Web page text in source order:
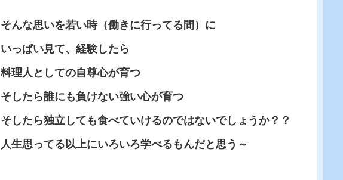
そんな思いを若い時（働きに行ってる間）に
いっぱい見て、経験したら
料理人としての自尊心が育つ
そしたら誰にも負けない強い心が育つ
そしたら独立しても食べていけるのではないでしょうか？？
人生思ってる以上にいろいろ学べるもんだと思う～